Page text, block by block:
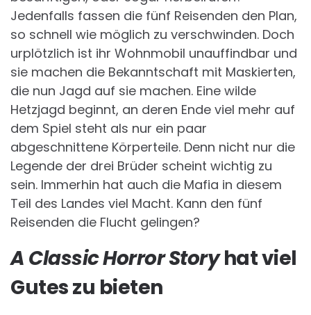
Jedenfalls fassen die fünf Reisenden den Plan,
so schnell wie möglich zu verschwinden. Doch
urplötzlich ist ihr Wohnmobil unauffindbar und
sie machen die Bekanntschaft mit Maskierten,
die nun Jagd auf sie machen. Eine wilde
Hetzjagd beginnt, an deren Ende viel mehr auf
dem Spiel steht als nur ein paar
abgeschnittene Körperteile. Denn nicht nur die
Legende der drei Brüder scheint wichtig zu
sein. Immerhin hat auch die Mafia in diesem
Teil des Landes viel Macht. Kann den fünf
Reisenden die Flucht gelingen?
A Classic Horror Storyhat viel
Gutes zu bieten